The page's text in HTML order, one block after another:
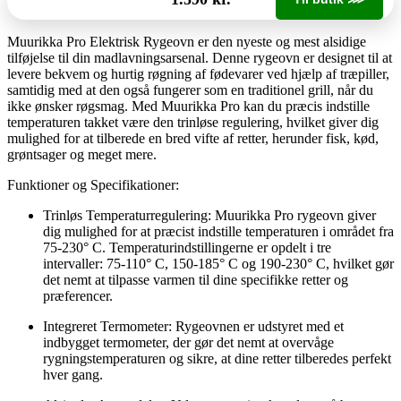
Muurikka Pro Elektrisk Rygeovn er den nyeste og mest alsidige
tilføjelse til din madlavningsarsenal. Denne rygeovn er designet til at
levere bekvem og hurtig røgning af fødevarer ved hjælp af træpiller,
samtidig med at den også fungerer som en traditionel grill, når du
ikke ønsker røgsmag. Med Muurikka Pro kan du præcis indstille
temperaturen takket være den trinløse regulering, hvilket giver dig
mulighed for at tilberede en bred vifte af retter, herunder fisk, kød,
grøntsager og meget mere.
Funktioner og Specifikationer:
Trinløs Temperaturregulering: Muurikka Pro rygeovn giver
dig mulighed for at præcist indstille temperaturen i området fra
75-230° C. Temperaturindstillingerne er opdelt i tre
intervaller: 75-110° C, 150-185° C og 190-230° C, hvilket gør
det nemt at tilpasse varmen til dine specifikke retter og
præferencer.
Integreret Termometer: Rygeovnen er udstyret med et
indbygget termometer, der gør det nemt at overvåge
rygningstemperaturen og sikre, at dine retter tilberedes perfekt
hver gang.